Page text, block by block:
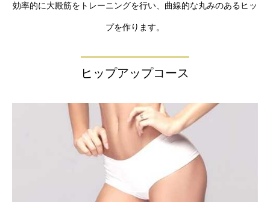
効率的に大殿筋をトレーニングを行い、曲線的な丸みのあるヒッ
プを作ります。
ヒップアップコース